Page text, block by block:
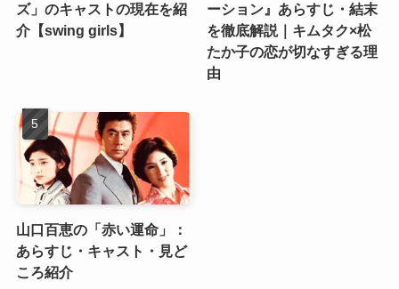
ズ」のキャストの現在を紹
介【swing girls】
ーション』あらすじ・結末
を徹底解説｜キムタク×松
たか子の恋が切なすぎる理
由
山口百恵の「赤い運命」：
あらすじ・キャスト・見ど
ころ紹介